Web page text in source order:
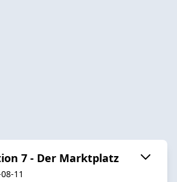
7 - Der Marktplatz
11